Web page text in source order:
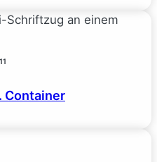
11
Container